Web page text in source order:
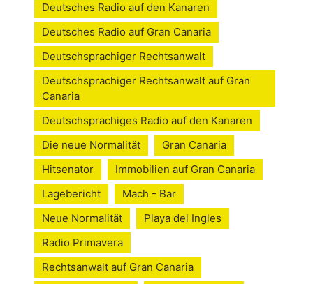
Deutsches Radio auf den Kanaren
Deutsches Radio auf Gran Canaria
Deutschsprachiger Rechtsanwalt
Deutschsprachiger Rechtsanwalt auf Gran
Canaria
Deutschsprachiges Radio auf den Kanaren
Die neue Normalität
Gran Canaria
Hitsenator
Immobilien auf Gran Canaria
Lagebericht
Mach - Bar
Neue Normalität
Playa del Ingles
Radio Primavera
Rechtsanwalt auf Gran Canaria